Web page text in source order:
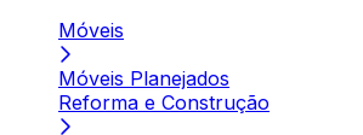
Móveis
Móveis Planejados
Reforma e Construção